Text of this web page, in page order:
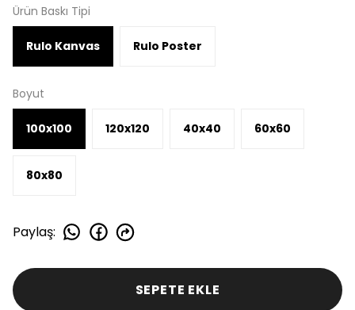
Ürün Baskı Tipi
Rulo Kanvas Rulo Poster
Boyut
100x100 120x120 40x40 60x60
80x80
Paylaş:
SEPETE EKLE